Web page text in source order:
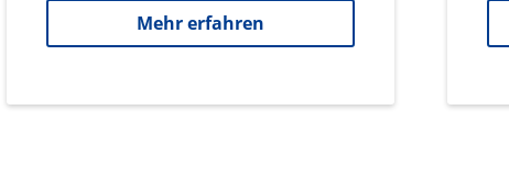
Mehr erfahren